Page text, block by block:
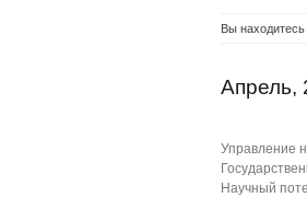
Вы находитесь
Апрель,
Управление
Научный